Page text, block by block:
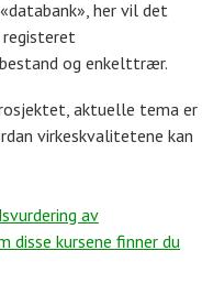
her vil det
og enkelttrær.
aktuelle tema er
virkeskvalitetene kan
av
disse kursene finner du